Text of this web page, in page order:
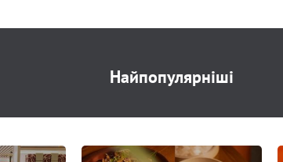
Найпопулярніші